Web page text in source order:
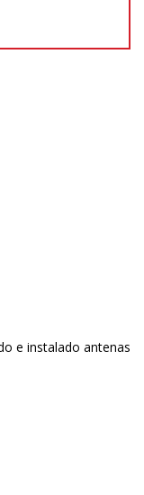
e instalado antenas